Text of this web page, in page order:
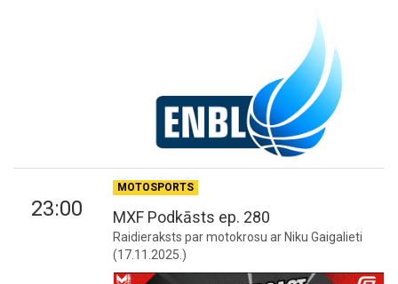
23:00
MOTOSPORTS
MXF Podkāsts ep. 280
Raidieraksts par motokrosu ar Niku Gaigalieti
(17.11.2025.)